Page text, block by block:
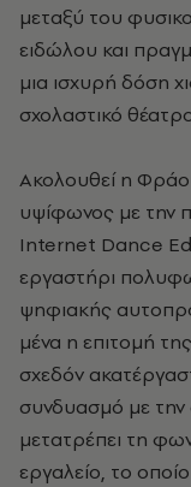
μεταξύ του
ειδώλου και
μια ισχυρή δόση
σχολαστικό
Ακολουθεί η
υψίφωνος με την
Internet Dance
εργαστήρι
ψηφιακής
μένα η επιτομή
σχεδόν
συνδυασμό με την
μετατρέπει τη
εργαλείο, το